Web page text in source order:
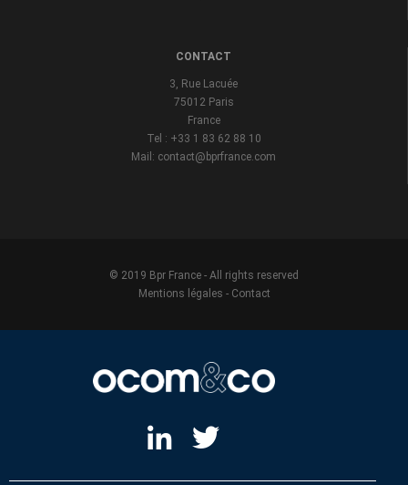
CONTACT
3, Rue Lacuée
75012 Paris
France
Tel : +33 1 83 62 88 10
Mail: contact@bprfrance.com
© 2019 Bpr France - All rights reserved
Mentions légales - Contact